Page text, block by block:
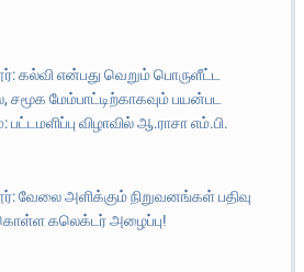
கல்வி என்பது வெறும் பொருளீட்ட
சமூக மேம்பாட்டிற்காகவும் பயன்பட
விழாவில் ஆ.ராசா எம்.பி.
வேலை அளிக்கும் நிறுவனங்கள் பதிவு
கலெக்டர் அழைப்பு!